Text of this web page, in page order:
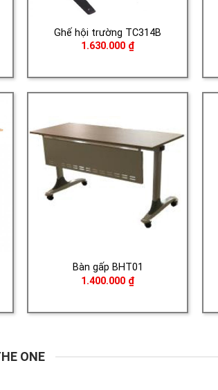
₫
₫
Ghế hội trường TC314B
1.630.000 ₫
Bàn gấp BHT01
1.400.000 ₫
ONE